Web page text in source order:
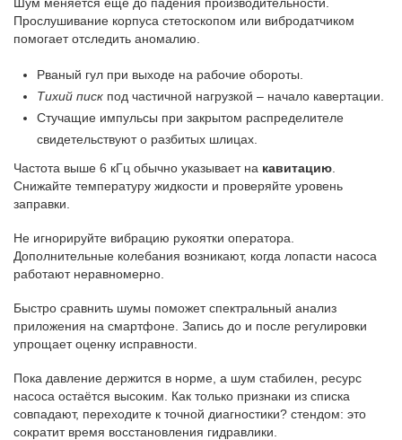
Прослушивание корпуса стетоскопом или вибродатчиком
помогает отследить аномалию.
Рваный гул при выходе на рабочие обороты.
Тихий писк под частичной нагрузкой – начало кавертации.
Стучащие импульсы при закрытом распределителе
свидетельствуют о разбитых шлицах.
Частота выше 6 кГц обычно указывает на кавитацию
Снижайте температуру жидкости и проверяйте уровень
заправки.
Не игнорируйте вибрацию рукоятки оператора.
Дополнительные колебания возникают, когда лопасти насоса
работают неравномерно.
Быстро сравнить шумы поможет спектральный анализ
приложения на смартфоне. Запись до и после регулировки
упрощает оценку исправности.
Пока давление держится в норме, а шум стабилен, ресурс
насоса остаётся высоким. Как только признаки из списка
совпадают, переходите к точной диагностики? стендом: это
сократит время восстановления гидравлики.